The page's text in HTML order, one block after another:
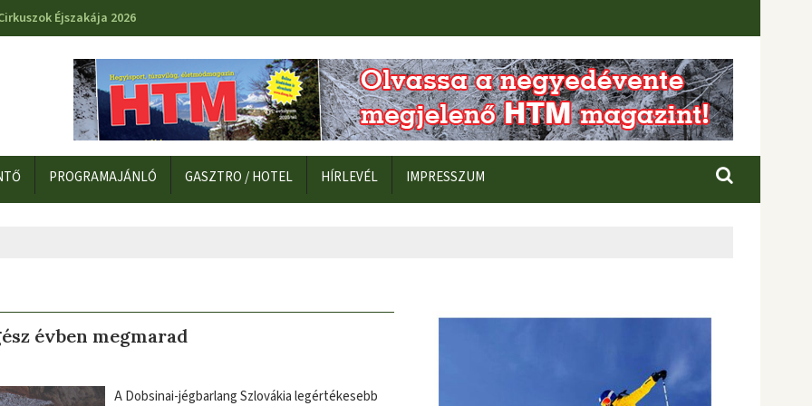
Éjszakája 2026
PROGRAMAJÁNLÓ GASZTRO / HOTEL HÍRLEVÉL IMPRESSZUM
évben megmarad
A Dobsinai-jégbarlang Szlovákia legértékesebb